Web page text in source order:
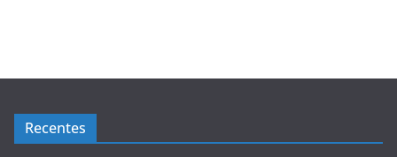
Recentes